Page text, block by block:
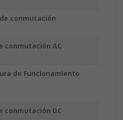
conmutación
conmutación AC
de Funcionamiento
conmutación DC